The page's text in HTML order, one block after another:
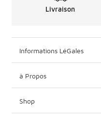
Livraison
Informations LéGales
à Propos
Shop